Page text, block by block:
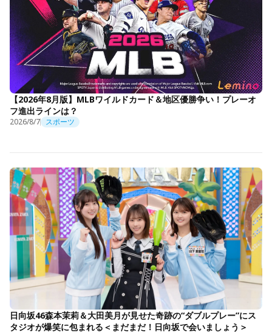
【2026年8月版】MLBワイルドカード＆地区優勝争い！プレーオ
フ進出ラインは？
2026/8/7 スポーツ
日向坂46森本茉莉＆大田美月が見せた奇跡の“ダブルプレー”にス
タジオが爆笑に包まれる＜まだまだ！日向坂で会いましょう＞